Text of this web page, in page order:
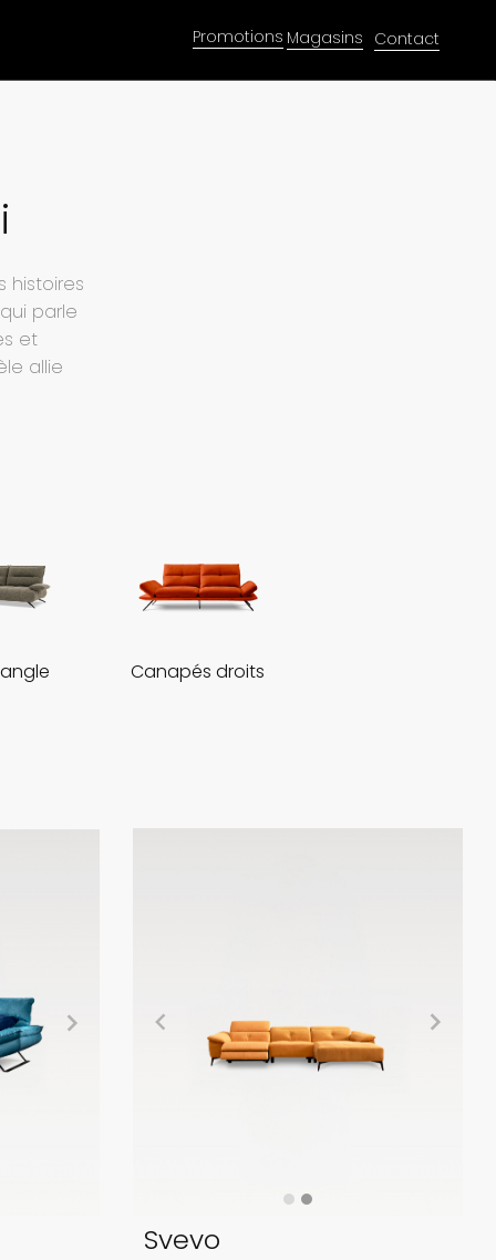
Contact
Magasins
Promotions
histoires
parle
et
allie
Canapés droits
Svevo